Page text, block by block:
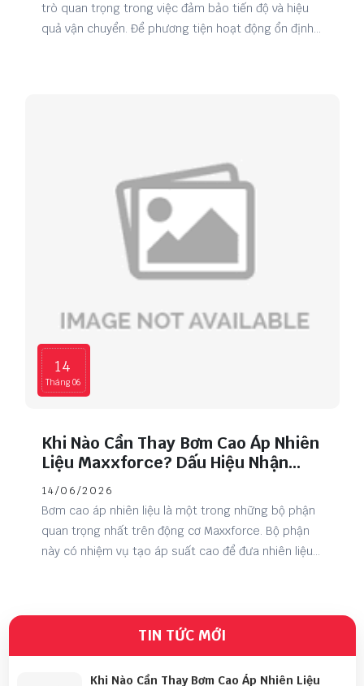
trò quan trọng trong việc đảm bảo tiến độ và hiệu
quả vận chuyển. Để phương tiện hoạt động ổn định
14
Tháng 06
Khi Nào Cần Thay Bơm Cao Áp Nhiên
Liệu Maxxforce? Dấu Hiệu Nhận
Biết Và Cách Khắc Phục
14/06/2026
Bơm cao áp nhiên liệu là một trong những bộ phận
quan trọng nhất trên động cơ Maxxforce. Bộ phận
này có nhiệm vụ tạo áp suất cao để đưa nhiên liệu
nhiên, sau thời gian dài sử dụng, bơm cao áp có thể
bị hao mòn hoặc hư hỏng, ảnh hưởng trực tiếp đến
hiệu suất của xe. Vậy khi nào cần thay bơm cao áp
nhiên liệu Maxxforce? Hãy cùng tìm hiểu các dấu
TIN TỨC MỚI
Khi Nào Cần Thay Bơm Cao Áp Nhiên Liệu